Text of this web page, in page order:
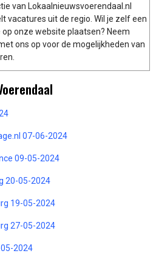
van Lokaalnieuwsvoerendaal.nl
vacatures uit de regio. Wil je zelf een
onze website plaatsen? Neem
ons op voor de mogelijkheden van
07-06-2024
09-05-2024
20-05-2024
19-05-2024
27-05-2024
2024